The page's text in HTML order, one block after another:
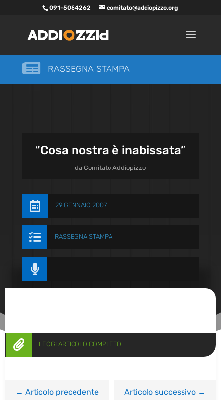
091-5084262 comitato@addiopizzo.org
 RASSEGNA STAMPA
“Cosa nostra è inabissata”
daComitato Addiopizzo
 29 GENNAIO 2007
 RASSEGNA STAMPA

 LEGGI ARTICOLO COMPLETO
←Articolo precedente Articolo successivo→